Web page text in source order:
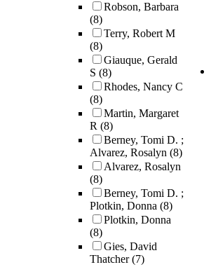
Robson, Barbara
(8)
Terry, Robert M
(8)
Giauque, Gerald
S (8)
Rhodes, Nancy C
(8)
Martin, Margaret
R (8)
Berney, Tomi D. ;
Alvarez, Rosalyn (8)
Alvarez, Rosalyn
(8)
Berney, Tomi D. ;
Plotkin, Donna (8)
Plotkin, Donna
(8)
Gies, David
Thatcher(7)